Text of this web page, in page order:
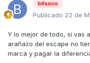
bifasico
Publicado 22 de
Y lo mejor de todo, si vas
arañazo del escape no
marca y pagar la